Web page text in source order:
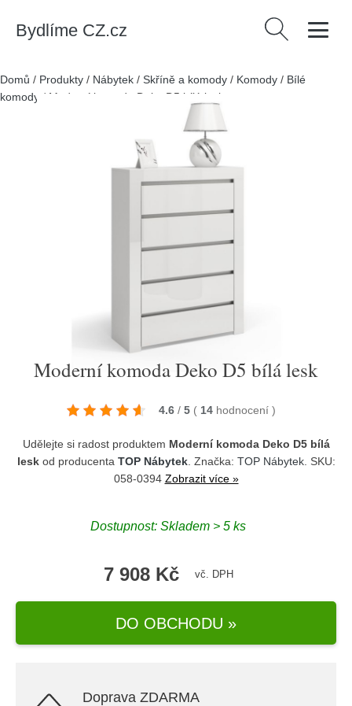
Bydlíme CZ.cz Vyhledávání
Domů / Produkty / Nábytek / Skříně a komody / Komody / Bílé
komody / Moderní komoda Deko D5 bílá lesk
Moderní komoda Deko D5 bílá lesk
4.6 / 5 ( 14 hodnocení )
Udělejte si radost produktem Moderní komoda Deko D5 bílá
leskod producenta TOP Nábytek. Značka: TOP Nábytek. SKU:
058-0394 Zobrazit více »
Dostupnost: Skladem > 5 ks
7 908 Kč vč. DPH
DO OBCHODU »
Doprava ZDARMA